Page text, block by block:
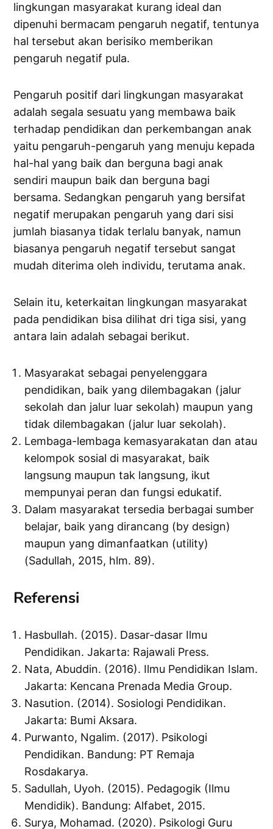
lingkungan masyarakat kurang ideal dan
dipenuhi bermacam pengaruh negatif, tentunya
hal tersebut akan berisiko memberikan
pengaruh negatif pula.
Pengaruh positif dari lingkungan masyarakat
adalah segala sesuatu yang membawa baik
terhadap pendidikan dan perkembangan anak
yaitu pengaruh-pengaruh yang menuju kepada
hal-hal yang baik dan berguna bagi anak
sendiri maupun baik dan berguna bagi
bersama. Sedangkan pengaruh yang bersifat
negatif merupakan pengaruh yang dari sisi
jumlah biasanya tidak terlalu banyak, namun
biasanya pengaruh negatif tersebut sangat
mudah diterima oleh individu, terutama anak.
Selain itu, keterkaitan lingkungan masyarakat
pada pendidikan bisa dilihat dri tiga sisi, yang
antara lain adalah sebagai berikut.
Masyarakat sebagai penyelenggara
pendidikan, baik yang dilembagakan (jalur
sekolah dan jalur luar sekolah) maupun yang
tidak dilembagakan (jalur luar sekolah).
Lembaga-lembaga kemasyarakatan dan atau
kelompok sosial di masyarakat, baik
langsung maupun tak langsung, ikut
mempunyai peran dan fungsi edukatif.
Dalam masyarakat tersedia berbagai sumber
belajar, baik yang dirancang (by design)
maupun yang dimanfaatkan (utility)
(Sadullah, 2015, hlm. 89).
Referensi
Hasbullah. (2015). Dasar-dasar Ilmu
Pendidikan. Jakarta: Rajawali Press.
Nata, Abuddin. (2016). Ilmu Pendidikan Islam.
Jakarta: Kencana Prenada Media Group.
Nasution. (2014). Sosiologi Pendidikan.
Jakarta: Bumi Aksara.
Purwanto, Ngalim. (2017). Psikologi
Pendidikan. Bandung: PT Remaja
Rosdakarya.
Sadullah, Uyoh. (2015). Pedagogik (Ilmu
Mendidik). Bandung: Alfabet, 2015.
Surya, Mohamad. (2020). Psikologi Guru